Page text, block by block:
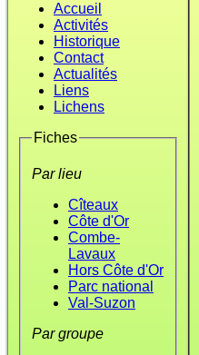
Accueil
Activités
Historique
Contact
Actualités
Liens
Lichens
Fiches
Par lieu
Cîteaux
Côte d'Or
Combe-
Lavaux
Hors Côte d'Or
Parc national
Val-Suzon
Par groupe